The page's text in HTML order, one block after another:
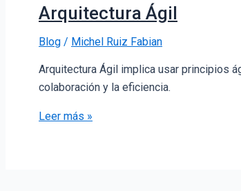
Arquitectura Ágil
Blog / Michel Ruiz Fabian
Arquitectura Ágil implica usar principios
colaboración y la eficiencia.
Leer más »